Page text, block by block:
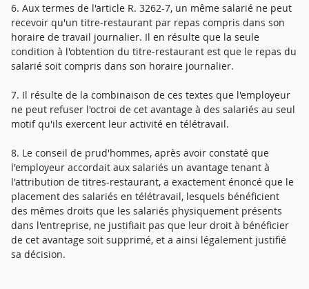
6. Aux termes de l'article R. 3262-7, un même salarié ne peut
recevoir qu'un titre-restaurant par repas compris dans son
horaire de travail journalier. Il en résulte que la seule
condition à l'obtention du titre-restaurant est que le repas du
salarié soit compris dans son horaire journalier.
7. Il résulte de la combinaison de ces textes que l'employeur
ne peut refuser l'octroi de cet avantage à des salariés au seul
motif qu'ils exercent leur activité en télétravail.
8. Le conseil de prud'hommes, après avoir constaté que
l'employeur accordait aux salariés un avantage tenant à
l'attribution de titres-restaurant, a exactement énoncé que le
placement des salariés en télétravail, lesquels bénéficient
des mêmes droits que les salariés physiquement présents
dans l'entreprise, ne justifiait pas que leur droit à bénéficier
de cet avantage soit supprimé, et a ainsi légalement justifié
sa décision.